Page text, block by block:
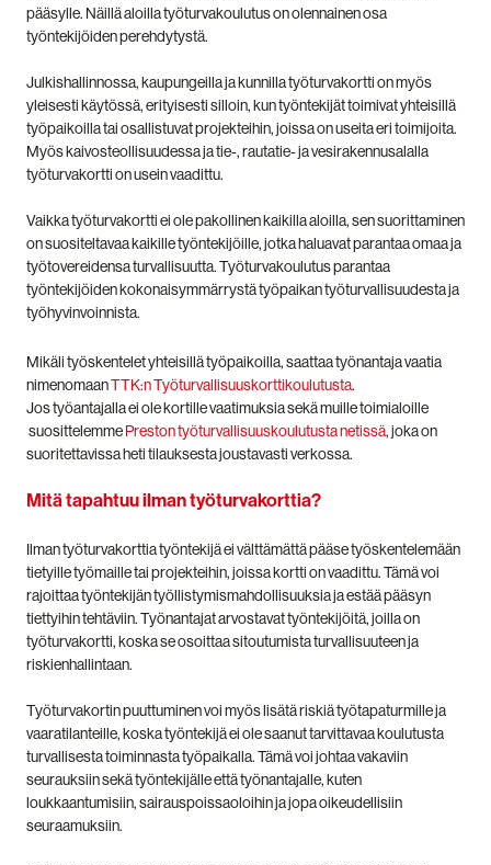
pääsylle. Näillä aloilla työturvakoulutus on olennainen osa
työntekijöiden perehdytystä.
Julkishallinnossa, kaupungeilla ja kunnilla työturvakortti on myös
yleisesti käytössä, erityisesti silloin, kun työntekijät toimivat yhteisillä
työpaikoilla tai osallistuvat projekteihin, joissa on useita eri toimijoita.
Myös kaivosteollisuudessa ja tie-, rautatie- ja vesirakennusalalla
työturvakortti on usein vaadittu.
Vaikka työturvakortti ei ole pakollinen kaikilla aloilla, sen suorittaminen
on suositeltavaa kaikille työntekijöille, jotka haluavat parantaa omaa ja
työtovereidensa turvallisuutta. Työturvakoulutus parantaa
työntekijöiden kokonaisymmärrystä työpaikan työturvallisuudesta ja
työhyvinvoinnista.
Mikäli työskentelet yhteisillä työpaikoilla, saattaa työnantaja vaatia
nimenomaanTTK:n Työturvallisuuskorttikoulutusta.
Jos työantajalla ei ole kortille vaatimuksia sekä muille toimialoille
suosittelemmePreston työturvallisuuskoulutusta netissä, joka on
suoritettavissa heti tilauksesta joustavasti verkossa.
Mitä tapahtuu ilman työturvakorttia?
Ilman työturvakorttia työntekijä ei välttämättä pääse työskentelemään
tietyille työmaille tai projekteihin, joissa kortti on vaadittu. Tämä voi
rajoittaa työntekijän työllistymismahdollisuuksia ja estää pääsyn
tiettyihin tehtäviin. Työnantajat arvostavat työntekijöitä, joilla on
työturvakortti, koska se osoittaa sitoutumista turvallisuuteen ja
riskienhallintaan.
Työturvakortin puuttuminen voi myös lisätä riskiä työtapaturmille ja
vaaratilanteille, koska työntekijä ei ole saanut tarvittavaa koulutusta
turvallisesta toiminnasta työpaikalla. Tämä voi johtaa vakaviin
seurauksiin sekä työntekijälle että työnantajalle, kuten
loukkaantumisiin, sairauspoissaoloihin ja jopa oikeudellisiin
seuraamuksiin.